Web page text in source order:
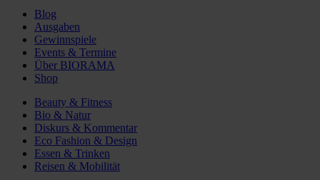
Blog
Ausgaben
Gewinnspiele
Events & Termine
Über BIORAMA
Shop
Beauty & Fitness
Bio & Natur
Diskurs & Kommentar
Eco Fashion & Design
Essen & Trinken
Reisen & Mobilität